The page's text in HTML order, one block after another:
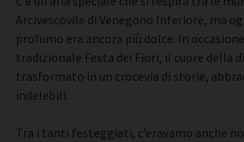
Arcivescovile di Venegono Inferiore, ma
profumo era ancora più dolce. In
tradizionale Festa dei Fiori, il cuore della
trasformato in un crocevia di storie,
indelebili.
Tra i tanti festeggiati, c’eravamo anche